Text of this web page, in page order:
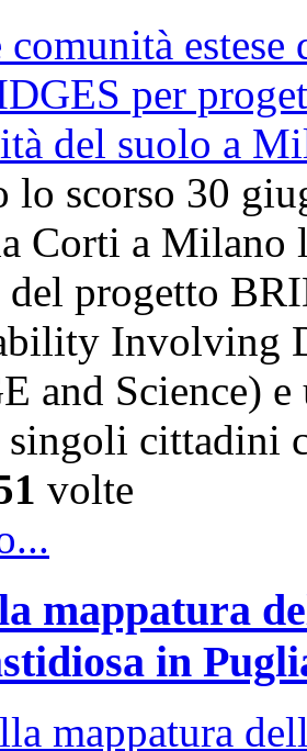
lo scorso 30
Corti a Milano
del progetto
Involving
and Science)
singoli
volte
mappatura
in